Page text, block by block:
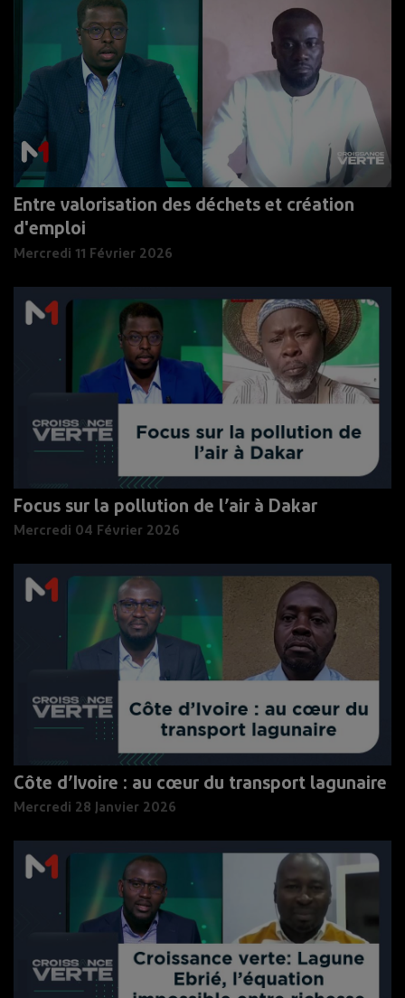
Entre valorisation des déchets et création
d'emploi
Mercredi 11 Février 2026
Focus sur la pollution de l’air à Dakar
Mercredi 04 Février 2026
Côte d’Ivoire : au cœur du transport lagunaire
Mercredi 28 Janvier 2026